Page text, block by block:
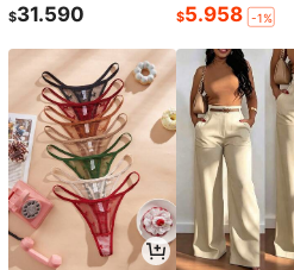
$31.590 $5.958 -1%